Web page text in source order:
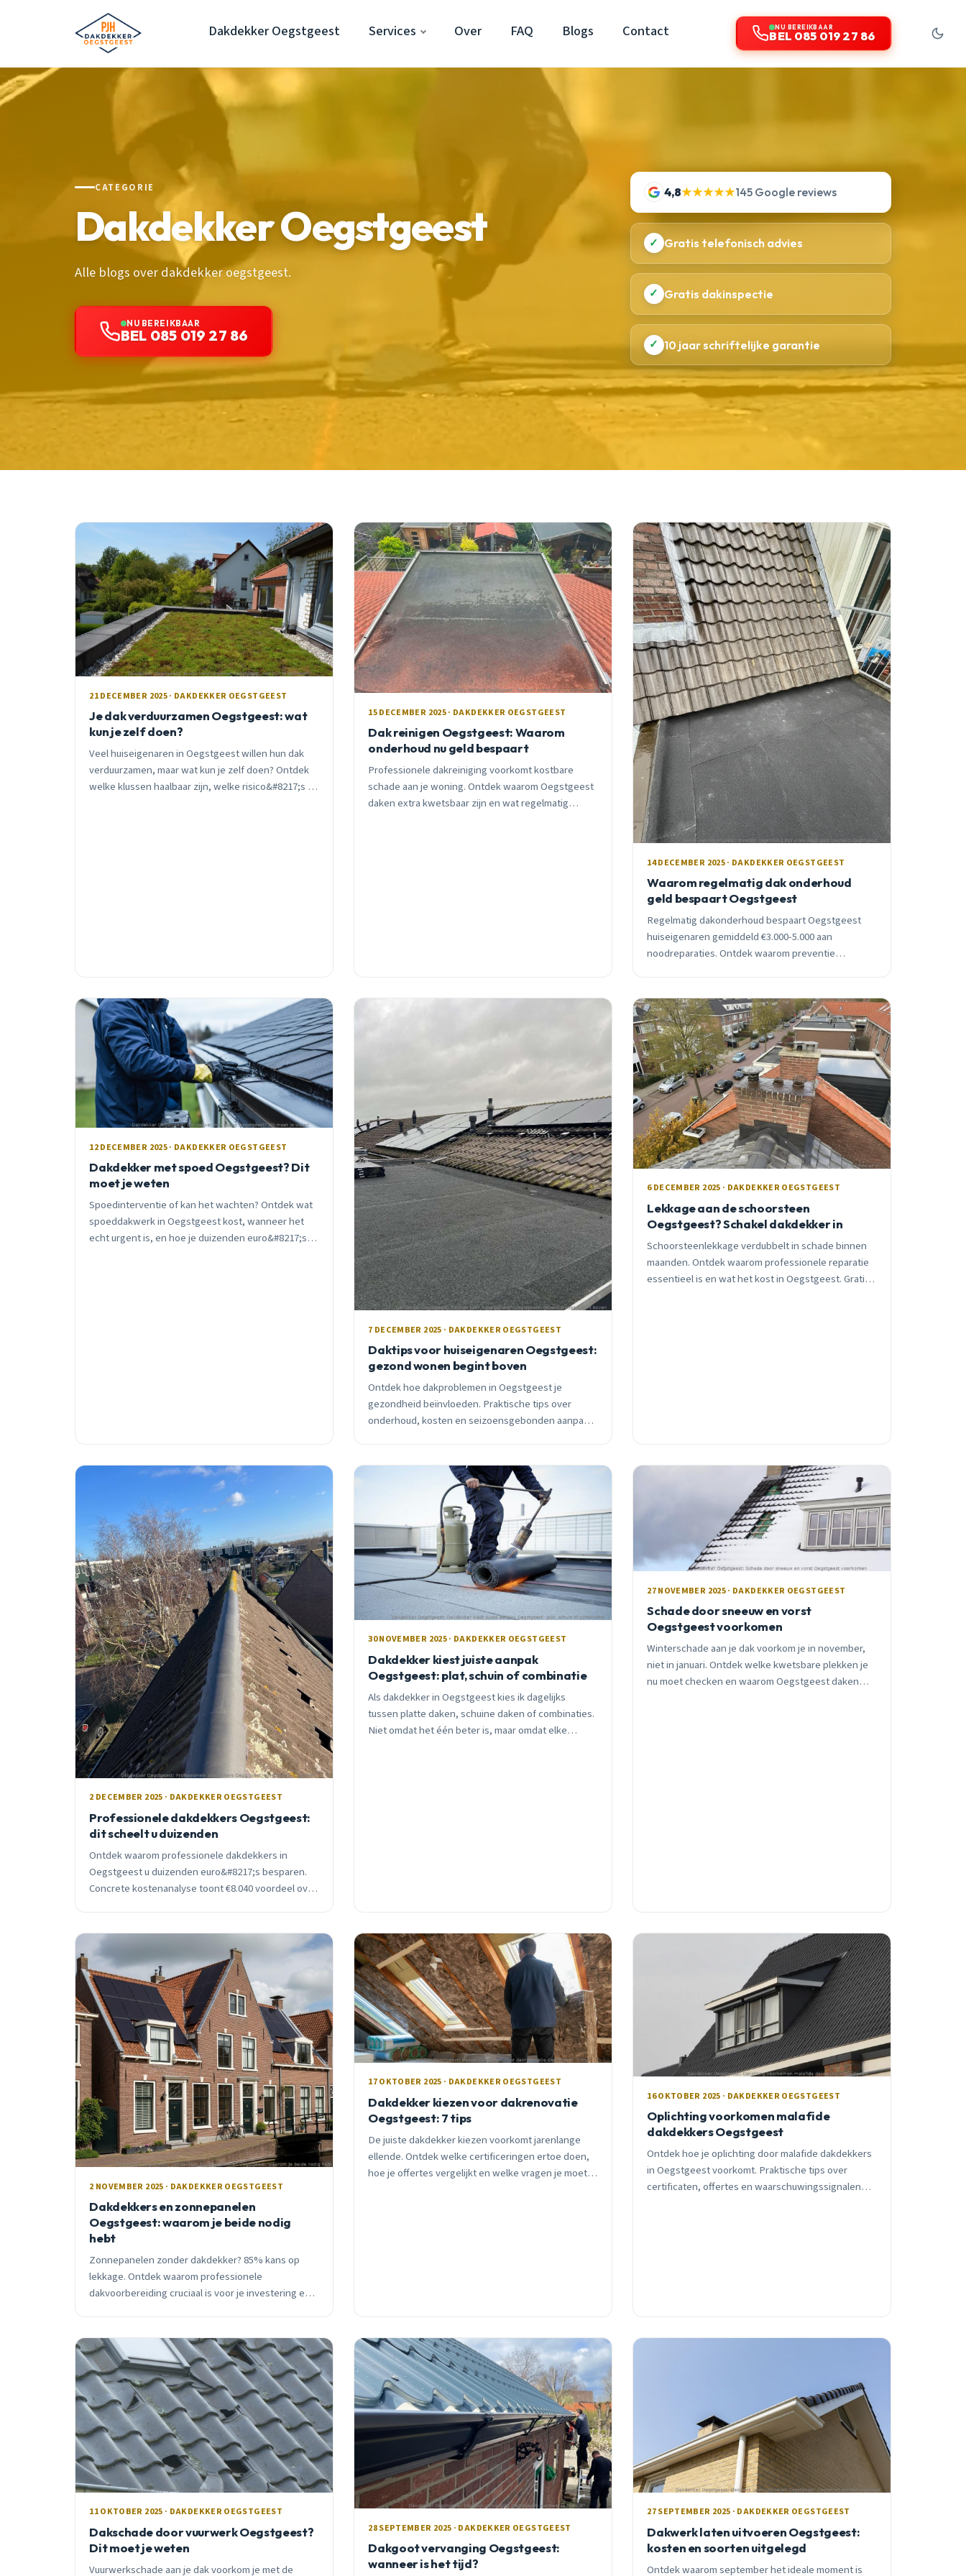
Dakdekker Oegstgeest Services Over FAQ Blogs Contact NU BEREIKBAAR
BEL 085 019 27 86
CATEGORIE
Dakdekker Oegstgeest
Alle blogs over dakdekker oegstgeest.
NU BEREIKBAAR
BEL 085 019 27 86
4,8★★★★★145 Google reviews
✓ Gratis telefonisch advies
✓ Gratis dakinspectie
✓ 10 jaar schriftelijke garantie
21 DECEMBER 2025 · DAKDEKKER OEGSTGEEST
Je dak verduurzamen Oegstgeest: wat
kun je zelf doen?
Veel huiseigenaren in Oegstgeest willen hun dak
verduurzamen, maar wat kun je zelf doen? Ontdek
welke klussen haalbaar zijn, welke risico&#8217;s je
15 DECEMBER 2025 · DAKDEKKER OEGSTGEEST
Dak reinigen Oegstgeest: Waarom
onderhoud nu geld bespaart
Professionele dakreiniging voorkomt kostbare
schade aan je woning. Ontdek waarom Oegstgeest
daken extra kwetsbaar zijn en wat regelmatig
14 DECEMBER 2025 · DAKDEKKER OEGSTGEEST
Waarom regelmatig dak onderhoud
geld bespaart Oegstgeest
Regelmatig dakonderhoud bespaart Oegstgeest
huiseigenaren gemiddeld €3.000-5.000 aan
noodreparaties. Ontdek waarom preventie
12 DECEMBER 2025 · DAKDEKKER OEGSTGEEST
Dakdekker met spoed Oegstgeest? Dit
moet je weten
Spoedinterventie of kan het wachten? Ontdek wat
spoeddakwerk in Oegstgeest kost, wanneer het
echt urgent is, en hoe je duizenden euro&#8217;s
7 DECEMBER 2025 · DAKDEKKER OEGSTGEEST
Daktips voor huiseigenaren Oegstgeest:
gezond wonen begint boven
Ontdek hoe dakproblemen in Oegstgeest je
gezondheid beïnvloeden. Praktische tips over
onderhoud, kosten en seizoensgebonden aanpak
6 DECEMBER 2025 · DAKDEKKER OEGSTGEEST
Lekkage aan de schoorsteen
Oegstgeest? Schakel dakdekker in
Schoorsteenlekkage verdubbelt in schade binnen
maanden. Ontdek waarom professionele reparatie
essentieel is en wat het kost in Oegstgeest. Gratis
2 DECEMBER 2025 · DAKDEKKER OEGSTGEEST
Professionele dakdekkers Oegstgeest:
dit scheelt u duizenden
Ontdek waarom professionele dakdekkers in
Oegstgeest u duizenden euro&#8217;s besparen.
Concrete kostenanalyse toont €8.040 voordeel over
30 NOVEMBER 2025 · DAKDEKKER OEGSTGEEST
Dakdekker kiest juiste aanpak
Oegstgeest: plat, schuin of combinatie
Als dakdekker in Oegstgeest kies ik dagelijks
tussen platte daken, schuine daken of combinaties.
Niet omdat het één beter is, maar omdat elke
27 NOVEMBER 2025 · DAKDEKKER OEGSTGEEST
Schade door sneeuw en vorst
Oegstgeest voorkomen
Winterschade aan je dak voorkom je in november,
niet in januari. Ontdek welke kwetsbare plekken je
nu moet checken en waarom Oegstgeest daken
2 NOVEMBER 2025 · DAKDEKKER OEGSTGEEST
Dakdekkers en zonnepanelen
Oegstgeest: waarom je beide nodig
hebt
Zonnepanelen zonder dakdekker? 85% kans op
lekkage. Ontdek waarom professionele
dakvoorbereiding cruciaal is voor je investering en
17 OKTOBER 2025 · DAKDEKKER OEGSTGEEST
Dakdekker kiezen voor dakrenovatie
Oegstgeest: 7 tips
De juiste dakdekker kiezen voorkomt jarenlange
ellende. Ontdek welke certificeringen ertoe doen,
hoe je offertes vergelijkt en welke vragen je moet
16 OKTOBER 2025 · DAKDEKKER OEGSTGEEST
Oplichting voorkomen malafide
dakdekkers Oegstgeest
Ontdek hoe je oplichting door malafide dakdekkers
in Oegstgeest voorkomt. Praktische tips over
certificaten, offertes en waarschuwingssignalen
11 OKTOBER 2025 · DAKDEKKER OEGSTGEEST
Dakschade door vuurwerk Oegstgeest?
Dit moet je weten
Vuurwerkschade aan je dak voorkom je met de
28 SEPTEMBER 2025 · DAKDEKKER OEGSTGEEST
Dakgoot vervanging Oegstgeest:
wanneer is het tijd?
27 SEPTEMBER 2025 · DAKDEKKER OEGSTGEEST
Dakwerk laten uitvoeren Oegstgeest:
kosten en soorten uitgelegd
Ontdek waarom september het ideale moment is